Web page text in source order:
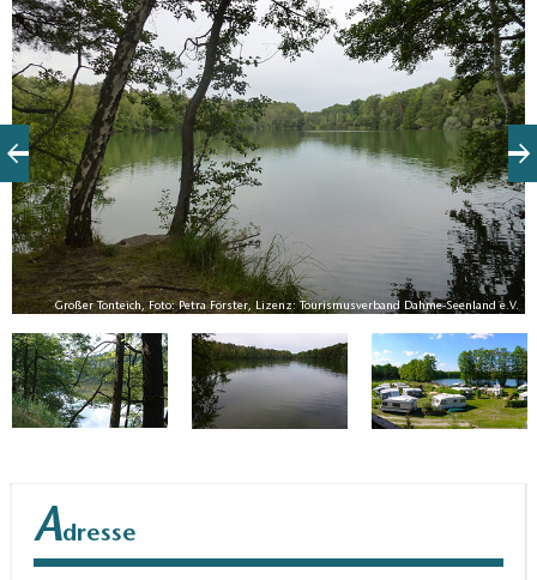
Großer Tonteich, Foto: Petra Förster, Lizenz: Tourismusverband Dahme-Seenland e.V.
Adresse